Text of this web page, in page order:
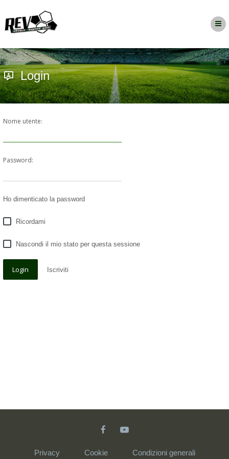
Login
Nome utente:
Password:
Ho dimenticato la password
Ricordami
Nascondi il mio stato per questa sessione
Iscriviti
Privacy Cookie Condizioni generali